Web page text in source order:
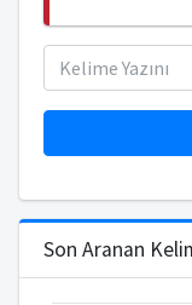
Son Aranan